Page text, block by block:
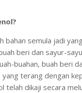
bahan semula jadi
beri dan sayur-
buahan, buah beri
yang terang dengan
telah dikaji secara